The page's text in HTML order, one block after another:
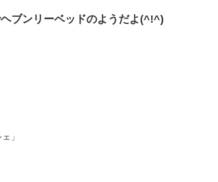
ブンリーベッドのようだよ(^!^)
」